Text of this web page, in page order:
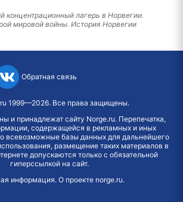
концентрационный лагерь в Норвегии.
мировой войны. История Норвегии
Обратная связь
1999—2026. Все права защищены.
и принадлежат сайту Norge.ru. Перепечатка,
содержащейся в рекламных и иных
всевозможные базы данных для дальнейшего
размещение таких материалов в
допускаются только с обязательной
гиперссылкой на сайт.
информация. О проекте norge.ru.